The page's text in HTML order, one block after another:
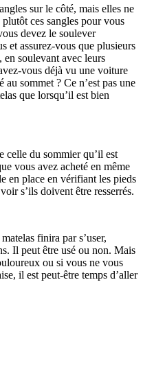
sur le côté, mais elles ne
ces sangles pour vous
devez le soulever
et assurez-vous que plusieurs
en soulevant avec leurs
vous déjà vu une voiture
sommet ? Ce n’est pas une
que lorsqu’il est bien
celle du sommier qu’il est
vous avez acheté en même
en place en vérifiant les pieds
s’ils doivent être resserrés.
finira par s’user,
Il peut être usé ou non. Mais
ou si vous ne vous
il est peut-être temps d’aller